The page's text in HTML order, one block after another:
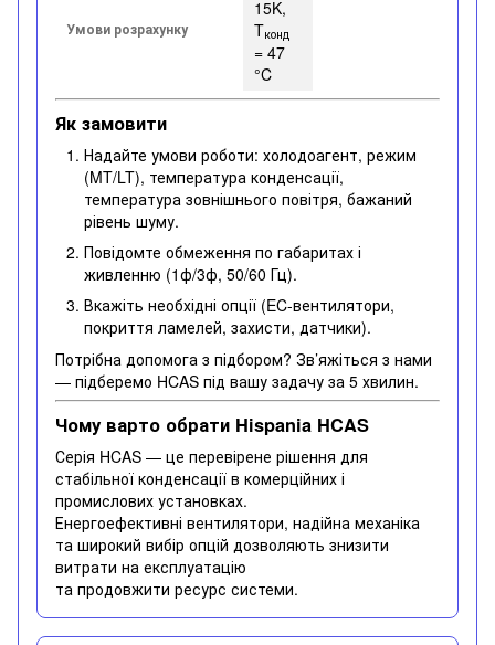
Умови розрахунку
15K,
Tконд
= 47
°C
Як замовити
Надайте умови роботи: холодоагент, режим
(MT/LT), температура конденсації,
температура зовнішнього повітря, бажаний
рівень шуму.
Повідомте обмеження по габаритах і
живленню (1ф/3ф, 50/60 Гц).
Вкажіть необхідні опції (EC-вентилятори,
покриття ламелей, захисти, датчики).
Потрібна допомога з підбором? Зв’яжіться з нами
— підберемо HCAS під вашу задачу за 5 хвилин.
Чому варто обрати Hispania HCAS
Серія HCAS — це перевірене рішення для
стабільної конденсації в комерційних і
промислових установках.
Енергоефективні вентилятори, надійна механіка
та широкий вибір опцій дозволяють знизити
витрати на експлуатацію
та продовжити ресурс системи.